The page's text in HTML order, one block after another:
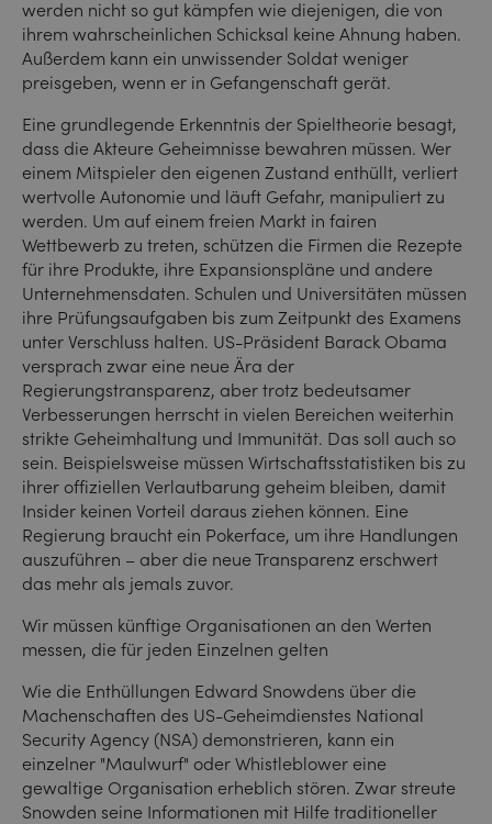
werden nicht so gut kämpfen wie diejenigen, die von
ihrem wahrscheinlichen Schicksal keine Ahnung haben.
Außerdem kann ein unwissender Soldat weniger
preisgeben, wenn er in Gefangenschaft gerät.
Eine grundlegende Erkenntnis der Spieltheorie besagt,
dass die Akteure Geheimnisse bewahren müssen. Wer
einem Mitspieler den eigenen Zustand enthüllt, verliert
wertvolle Autonomie und läuft Gefahr, manipuliert zu
werden. Um auf einem freien Markt in fairen
Wettbewerb zu treten, schützen die Firmen die Rezepte
für ihre Produkte, ihre Expansionspläne und andere
Unternehmensdaten. Schulen und Universitäten müssen
ihre Prüfungsaufgaben bis zum Zeitpunkt des Examens
unter Verschluss halten. US-Präsident Barack Obama
versprach zwar eine neue Ära der
Regierungstransparenz, aber trotz bedeutsamer
Verbesserungen herrscht in vielen Bereichen weiterhin
strikte Geheimhaltung und Immunität. Das soll auch so
sein. Beispielsweise müssen Wirtschaftsstatistiken bis zu
ihrer offiziellen Verlautbarung geheim bleiben, damit
Insider keinen Vorteil daraus ziehen können. Eine
Regierung braucht ein Pokerface, um ihre Handlungen
auszuführen – aber die neue Transparenz erschwert
das mehr als jemals zuvor.
Wir müssen künftige Organisationen an den Werten
messen, die für jeden Einzelnen gelten
Wie die Enthüllungen Edward Snowdens über die
Machenschaften des US-Geheimdienstes National
Security Agency (NSA) demonstrieren, kann ein
einzelner "Maulwurf" oder Whistleblower eine
gewaltige Organisation erheblich stören. Zwar streute
Snowden seine Informationen mit Hilfe traditioneller